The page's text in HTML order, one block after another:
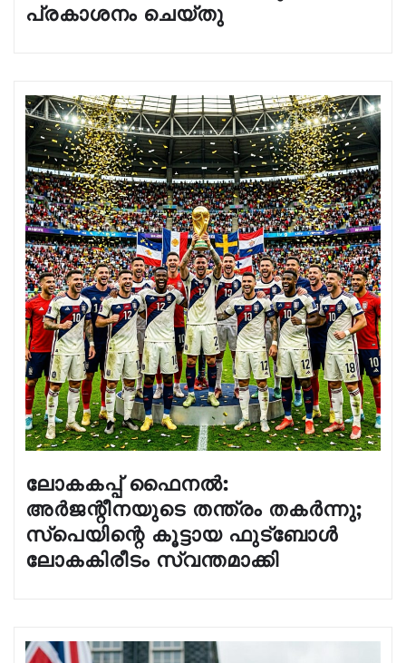
പ്രകാശനം ചെയ്തു
ലോകകപ്പ് ഫൈനൽ:
അർജന്റീനയുടെ തന്ത്രം തകർന്നു;
സ്പെയിന്റെ കൂട്ടായ ഫുട്ബോൾ
ലോകകിരീടം സ്വന്തമാക്കി